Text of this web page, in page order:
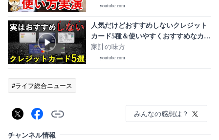
ッチ決済】
youtube.com
人気だけどおすすめしないクレジット
カード5種＆使いやすくおすすめなカー
ド5種について、特典・注意点まとめて
解説！
家計の味方
youtube.com
#ライフ総合ニュース
みんなの感想は？
チャンネル情報